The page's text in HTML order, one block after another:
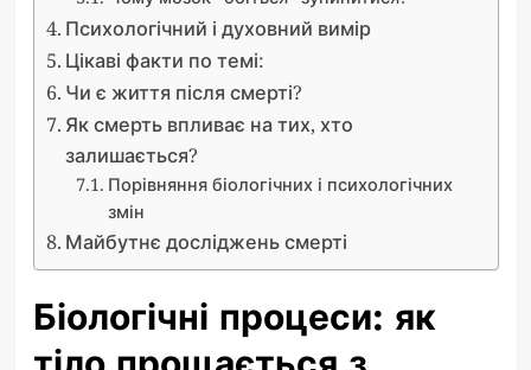
Психологічний і духовний вимір
Цікаві факти по темі:
Чи є життя після смерті?
Як смерть впливає на тих, хто
залишається?
Порівняння біологічних і психологічних
змін
Майбутнє досліджень смерті
Біологічні процеси: як